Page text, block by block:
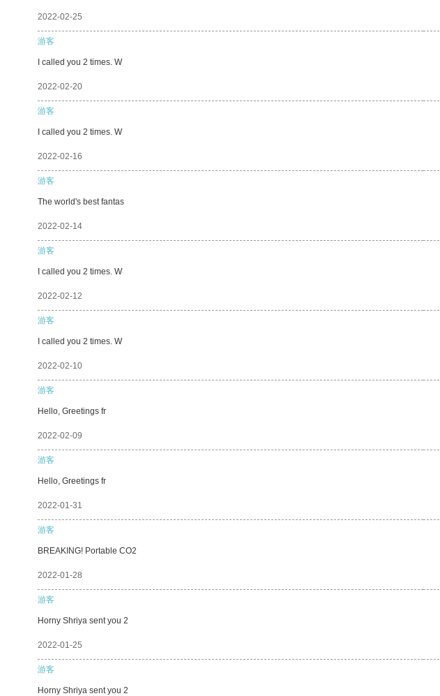
2022-02-25
游客
I called you 2 times. W
2022-02-20
游客
I called you 2 times. W
2022-02-16
游客
The world's best fantas
2022-02-14
游客
I called you 2 times. W
2022-02-12
游客
I called you 2 times. W
2022-02-10
游客
Hello, Greetings fr
2022-02-09
游客
Hello, Greetings fr
2022-01-31
游客
BREAKING! Portable CO2
2022-01-28
游客
Horny Shriya sent you 2
2022-01-25
游客
Horny Shriya sent you 2